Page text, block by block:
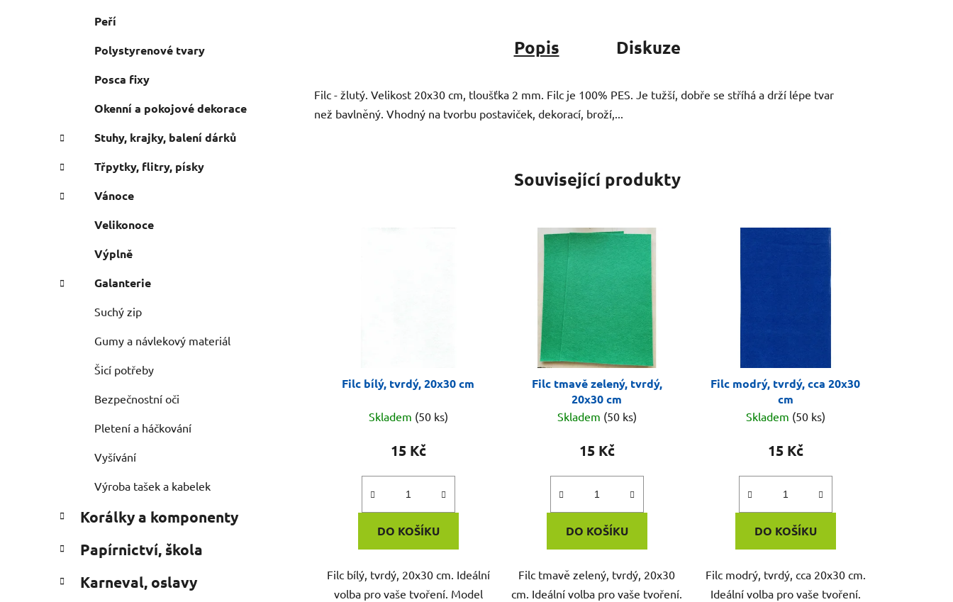
Peří
Polystyrenové tvary
Posca fixy
Okenní a pokojové dekorace
Stuhy, krajky, balení dárků
Třpytky, flitry, písky
Vánoce
Velikonoce
Výplně
Galanterie
Suchý zip
Gumy a návlekový materiál
Šicí potřeby
Bezpečnostní oči
Pletení a háčkování
Vyšívání
Výroba tašek a kabelek
Korálky a komponenty
Papírnictví, škola
Karneval, oslavy
Popis Diskuze
Filc - žlutý. Velikost 20x30 cm, tloušťka 2 mm. Filc je 100% PES. Je tužší, dobře se stříhá a drží lépe tvar
než bavlněný. Vhodný na tvorbu postaviček, dekorací, broží,...
Související produkty
Filc bílý, tvrdý, 20x30 cm
Skladem (50 ks)
15 Kč
DO KOŠÍKU
Filc bílý, tvrdý, 20x30 cm. Ideální
volba pro vaše tvoření. Model
Filc tmavě zelený, tvrdý,
20x30 cm
Skladem (50 ks)
15 Kč
DO KOŠÍKU
Filc tmavě zelený, tvrdý, 20x30
cm. Ideální volba pro vaše tvoření.
Filc modrý, tvrdý, cca 20x30
cm
Skladem (50 ks)
15 Kč
DO KOŠÍKU
Filc modrý, tvrdý, cca 20x30 cm.
Ideální volba pro vaše tvoření.